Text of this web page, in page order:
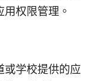
权限管理。
或学校提供的应